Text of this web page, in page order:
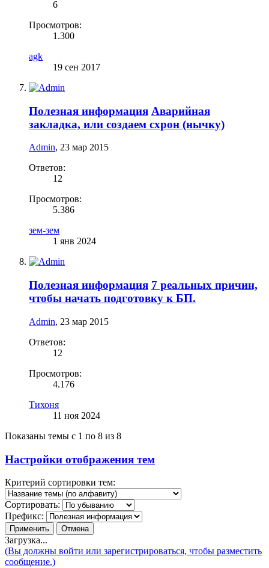
6
Просмотров:
1.300
agk
19 сен 2017
Полезная информация Аварийная
закладка, или создаем схрон (нычку)
Admin, 23 мар 2015
Ответов:
12
Просмотров:
5.386
зем-зем
1 янв 2024
Полезная информация 7 реальных причин,
чтобы начать подготовку к БП.
Admin, 23 мар 2015
Ответов:
12
Просмотров:
4.176
Тихоня
11 ноя 2024
Показаны темы с 1 по 8 из 8
Настройки отображения тем
Критерий сортировки тем:
Сортировать:
Префикс:
Загрузка...
(Вы должны войти или зарегистрироваться, чтобы разместить
сообщение.)